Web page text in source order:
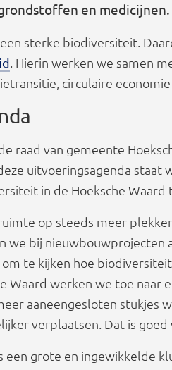
en medicijnen.
sterke biodiversiteit.
. Hierin werken we samen
circulaire
raad van gemeente
uitvoeringsagenda staat
in de Hoeksche Waard
op steeds meer
we bij nieuwbouwprojecten
te kijken hoe
Waard werken we toe naar
aaneengesloten stukjes
verplaatsen. Dat is
grote en ingewikkelde